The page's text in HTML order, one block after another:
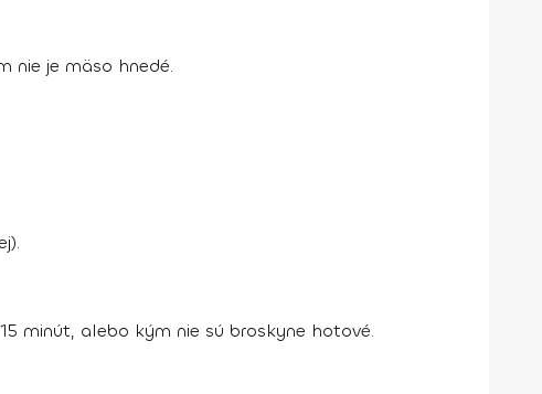
nie je mäso hnedé.
minút, alebo kým nie sú broskyne hotové.